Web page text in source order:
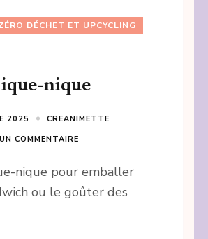
DÉCHET ET UPCYCLING
nique
2025
CREANIMETTE
COMMENTAIRE
nique pour emballer
ou le goûter des